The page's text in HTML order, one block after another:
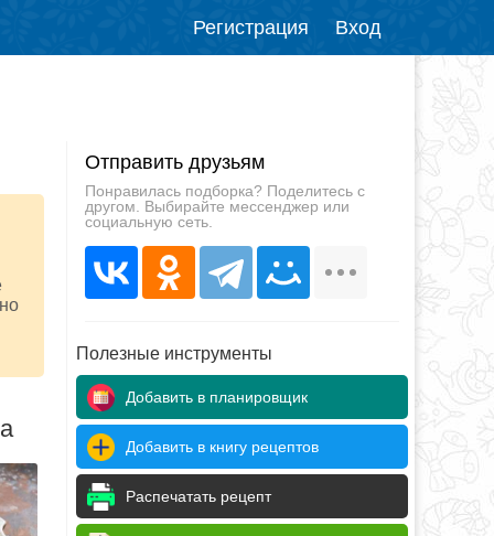
Регистрация Вход
Отправить друзьям
Понравилась подборка? Поделитесь с
другом. Выбирайте мессенджер или
социальную сеть.
Полезные инструменты
Добавить в планировщик
Добавить в книгу рецептов
Распечатать рецепт